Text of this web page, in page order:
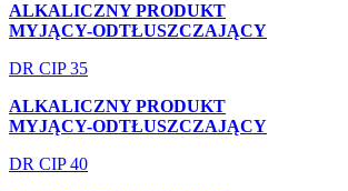
ALKALICZNY PRODUKT
MYJĄCY-ODTŁUSZCZAJĄCY
DR CIP 35
ALKALICZNY PRODUKT
MYJĄCY-ODTŁUSZCZAJĄCY
DR CIP 40